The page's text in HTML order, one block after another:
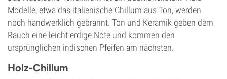
Modelle, etwa das italienische Chillum aus Ton, werden
noch handwerklich gebrannt. Ton und Keramik geben dem
Rauch eine leicht erdige Note und kommen den
ursprünglichen indischen Pfeifen am nächsten.
Holz-Chillum